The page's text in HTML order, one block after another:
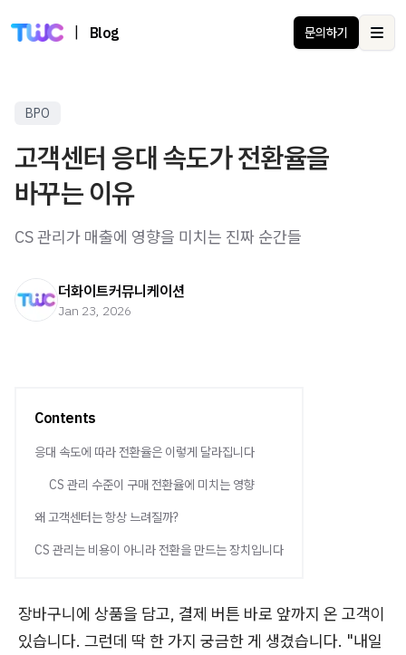
Blog 문의하기
BPO
고객센터 응대 속도가 전환율을
바꾸는 이유
CS 관리가 매출에 영향을 미치는 진짜 순간들
더화이트커뮤니케이션
Jan 23, 2026
Contents
응대 속도에 따라 전환율은 이렇게 달라집니다
CS 관리 수준이 구매 전환율에 미치는 영향
왜 고객센터는 항상 느려질까?
CS 관리는 비용이 아니라 전환을 만드는 장치입니다
장바구니에 상품을 담고, 결제 버튼 바로 앞까지 온 고객이
있습니다. 그런데 딱 한 가지 궁금한 게 생겼습니다. "내일